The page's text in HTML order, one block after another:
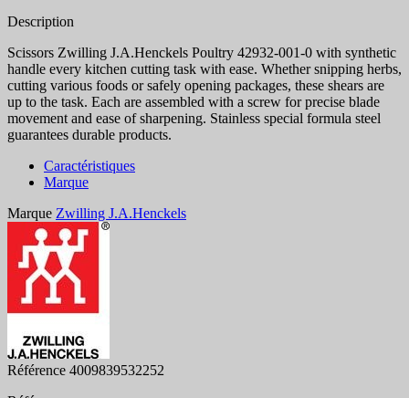
Description
Scissors Zwilling J.A.Henckels Poultry 42932-001-0 with synthetic
handle every kitchen cutting task with ease. Whether snipping herbs,
cutting various foods or safely opening packages, these shears are
up to the task. Each are assembled with a screw for precise blade
movement and ease of sharpening. Stainless special formula steel
guarantees durable products.
Caractéristiques
Marque
Marque Zwilling J.A.Henckels
Référence 4009839532252